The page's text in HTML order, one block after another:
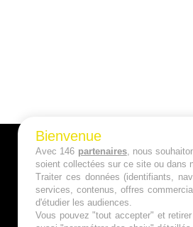
A
Qui
Bienvenue
Avec 146 partenaires, nous
soient collectées sur ce site ou dans
Traiter ces données (identifiants,
services, contenus, offres
d'étudier les audiences.
Vous pouvez "tout accepter" et